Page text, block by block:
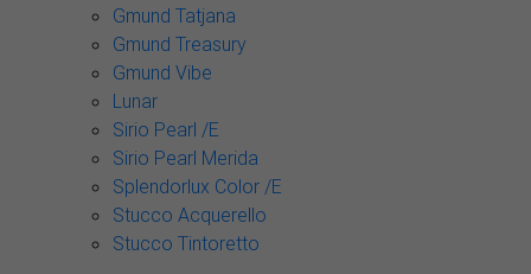
Gmund Tatjana
Gmund Treasury
Gmund Vibe
Lunar
Sirio Pearl /E
Sirio Pearl Merida
Splendorlux Color /E
Stucco Acquerello
Stucco Tintoretto